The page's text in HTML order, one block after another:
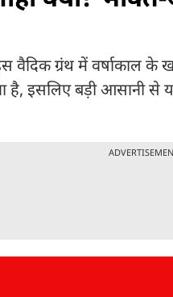
वैदिक ग्रंथ में वर्षाकाल
है, इसलिए बड़ी आसानी से